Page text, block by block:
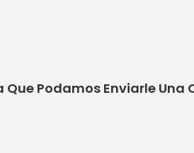
Que Podamos Enviarle Una